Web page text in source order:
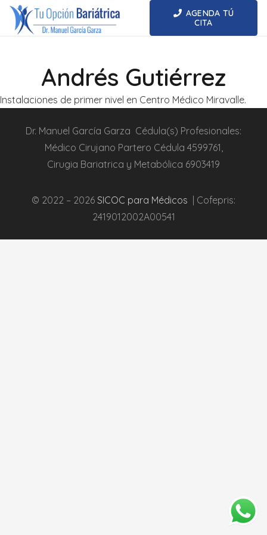
AGENDA TÚ
CITA
Andrés Gutiérrez
Instalaciones de primer nivel en Centro Médico Miravalle.
Dr. Manuel García Garza Cédula(s) Profesionales:
Médico Cirujano Partero Cédula 4599761
Cirugia Bariatrica y Metabólica 6903419
© 2022 – 2026 SICOC para Médicos | Cofepris:
2419012002A00541